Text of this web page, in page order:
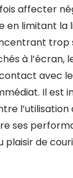
affecter
en limitant
trop
à l’écran,
avec
Il est
l’utilisation
ses
plaisir de